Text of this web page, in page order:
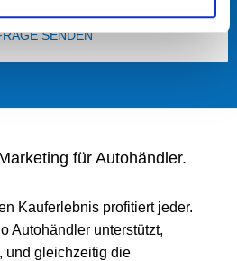
SENDEN
für Autohändler.
Kauferlebnis profitiert jeder.
Autohändler unterstützt,
und gleichzeitig die